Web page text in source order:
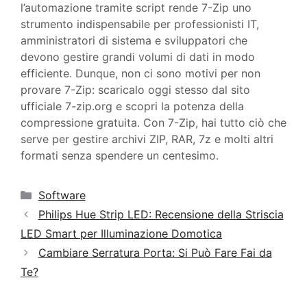
l’automazione tramite script rende 7-Zip uno
strumento indispensabile per professionisti IT,
amministratori di sistema e sviluppatori che
devono gestire grandi volumi di dati in modo
efficiente. Dunque, non ci sono motivi per non
provare 7-Zip: scaricalo oggi stesso dal sito
ufficiale 7-zip.org e scopri la potenza della
compressione gratuita. Con 7-Zip, hai tutto ciò che
serve per gestire archivi ZIP, RAR, 7z e molti altri
formati senza spendere un centesimo.
Categorie
Software
Philips Hue Strip LED: Recensione della Striscia
LED Smart per Illuminazione Domotica
Cambiare Serratura Porta: Si Può Fare Fai da
Te?